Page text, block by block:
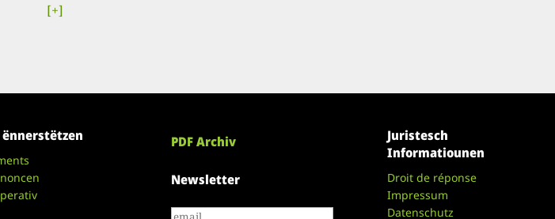
[+]
ënnerstëtzen PDF Archiv
Newsletter
Juristesch
Informatiounen
Droit de réponse
Impressum
Datenschutz